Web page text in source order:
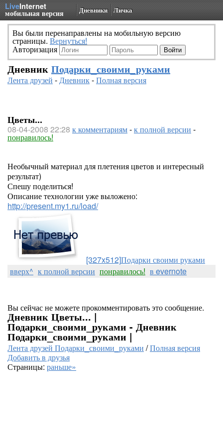
LiveInternet
мобильная версия Дневники Личка
Вы были перенаправлены на мобильную версию
страницы. Вернуться!
Авторизация
Дневник Подарки_своими_руками
Лента друзей -Дневник-Полная версия
Цветы...
08-04-2008 22:28 к комментариям-к полной версии -
понравилось!
Необычный материал для плетения цветов и интересный
результат)
Спешу поделиться!
Описание технологии уже выложено:
http://present.my1.ru/load/
[327x512]Подарки своими руками
вверх^ к полной версии понравилось! в evernote
Вы сейчас не можете прокомментировать это сообщение.
Дневник Цветы... |
Подарки_своими_руками - Дневник
Подарки_своими_руками |
Лента друзей Подарки_своими_руками /Полная версия
Добавить в друзья
Страницы: раньше»